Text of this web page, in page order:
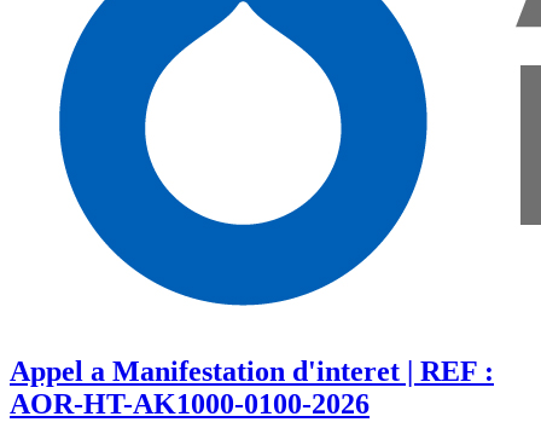
Appel a Manifestation d'interet | REF :
AOR-HT-AK1000-0100-2026